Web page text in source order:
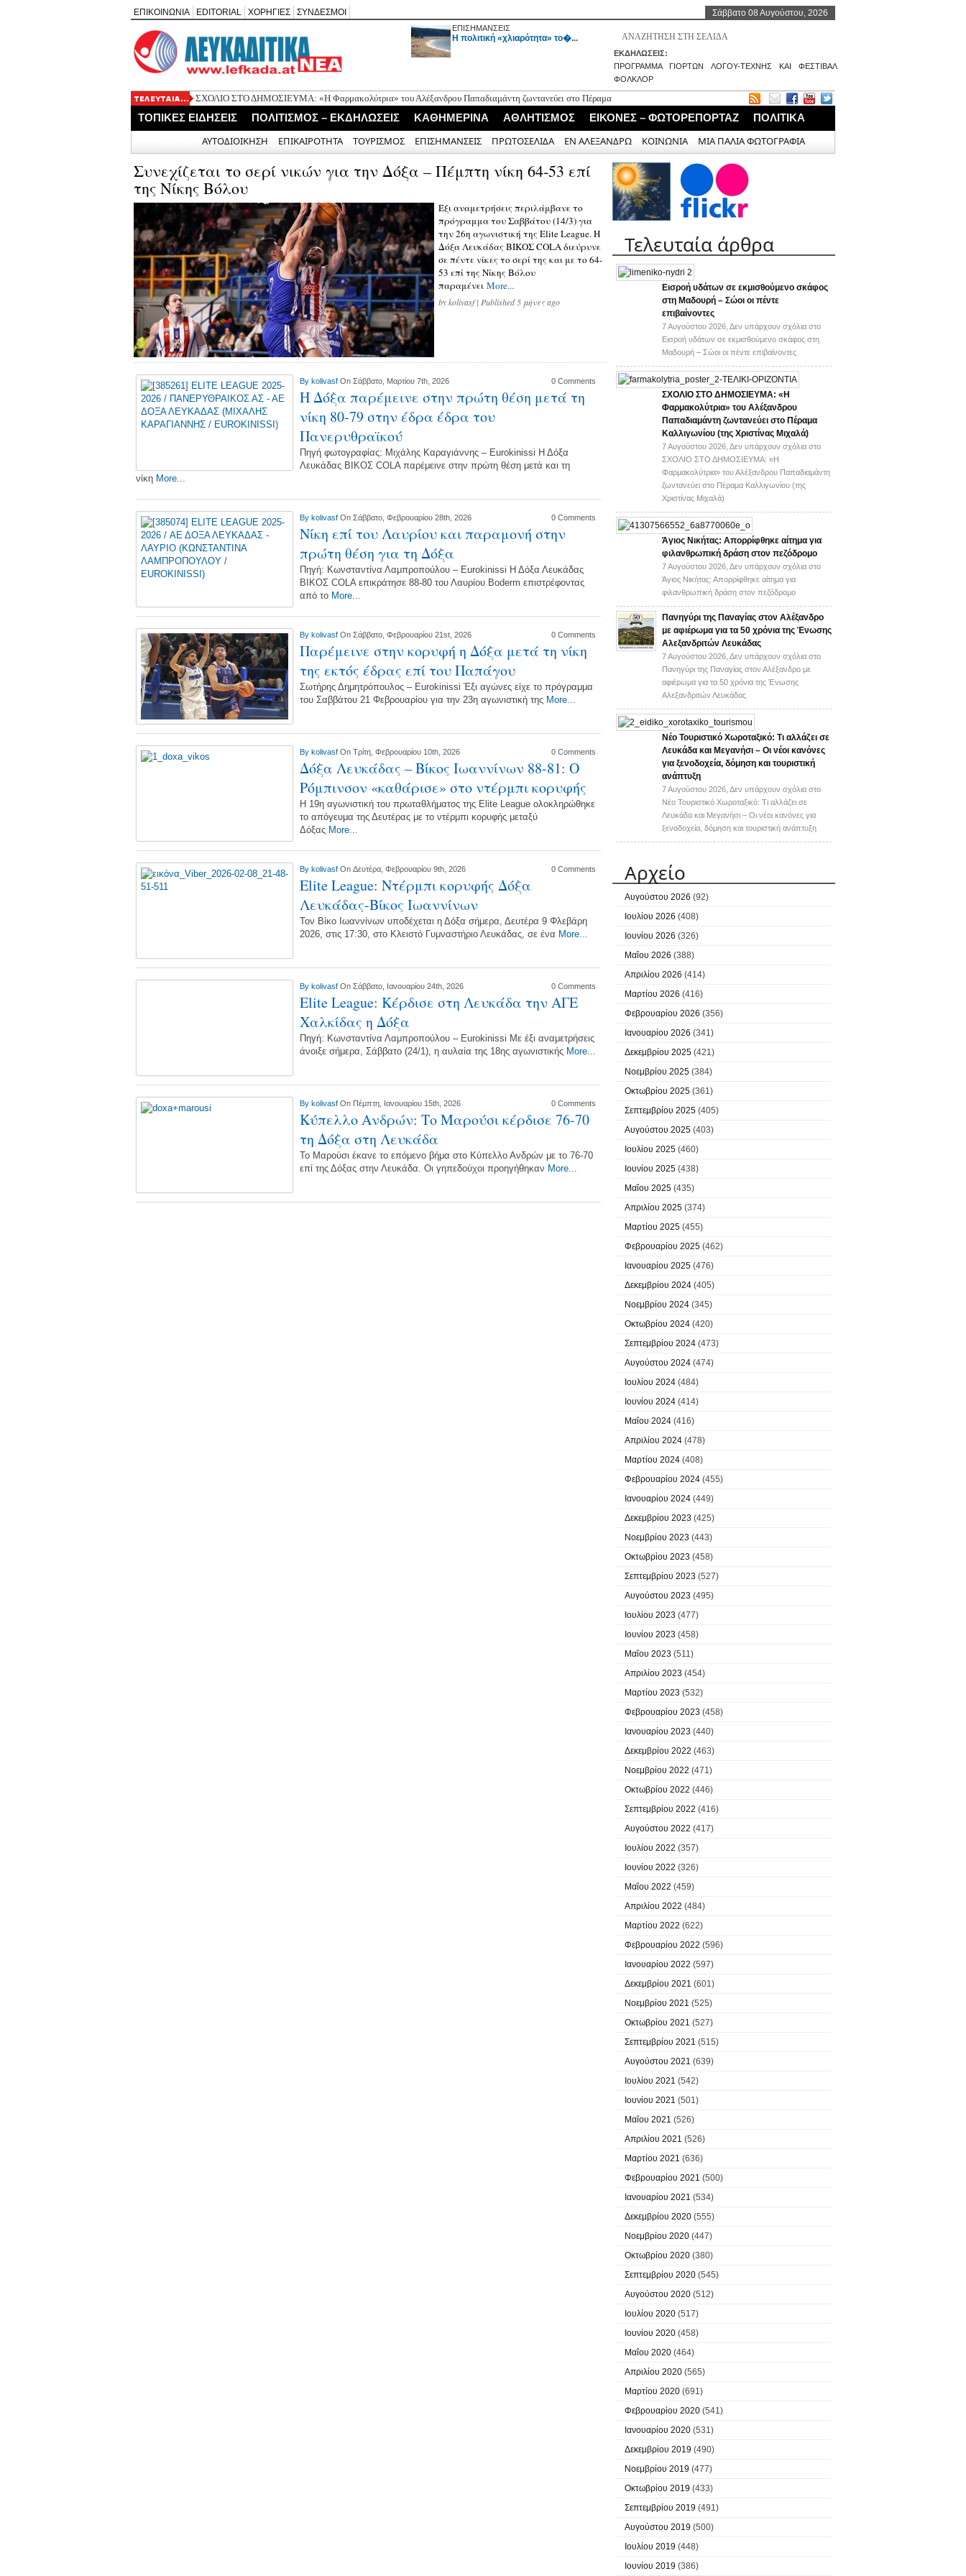
ΕΠΙΚΟΙΝΩΝΙΑ EDITORIAL ΧΟΡΗΓΙΕΣ ΣΥΝΔΕΣΜΟΙ Σάββατο 08 Αυγούστου, 2026
ΕΠΙΣΗΜΑΝΣΕΙΣ
H πολιτική «χλιαρότητα» το�...
ΕΚΔΗΛΩΣΕΙΣ:
ΠΡΟΓΡΑΜΜΑ ΓΙΟΡΤΩΝ ΛΟΓΟΥ-ΤΕΧΝΗΣ ΚΑΙ ΦΕΣΤΙΒΑΛ
ΦΟΛΚΛΟΡ
ΣΧΟΛΙΟ ΣΤΟ ΔΗΜΟΣΙΕΥΜΑ: «Η Φαρμακολύτρια» του Αλέξανδρου Παπαδιαμάντη ζωντανεύει στο Πέραμα
Καλλιγωνίου (της Χριστίνας Μιχαλά)
Άγιος Νικήτας: Απορρίφθηκε αίτημα για φιλανθρωπική δράση στον πεζόδρομο
ΤΟΠΙΚΕΣ ΕΙΔΗΣΕΙΣ ΠΟΛΙΤΙΣΜΟΣ – ΕΚΔΗΛΩΣΕΙΣ ΚΑΘΗΜΕΡΙΝΑ ΑΘΛΗΤΙΣΜΟΣ ΕΙΚΟΝΕΣ – ΦΩΤΟΡΕΠΟΡΤΑΖ ΠΟΛΙΤΙΚΑ
ΑΥΤΟΔΙΟΙΚΗΣΗ ΕΠΙΚΑΙΡΟΤΗΤΑ ΤΟΥΡΙΣΜΟΣ ΕΠΙΣΗΜΑΝΣΕΙΣ ΠΡΩΤΟΣΕΛΙΔΑ ΕΝ ΑΛΕΞΑΝΔΡΩ ΚΟΙΝΩΝΙΑ ΜΙΑ ΠΑΛΙΑ ΦΩΤΟΓΡΑΦΙΑ
Συνεχίζεται το σερί νικών για την Δόξα – Πέμπτη νίκη 64-53 επί
της Νίκης Βόλου
Έξι αναμετρήσεις περιλάμβανε το
πρόγραμμα του Σαββάτου (14/3) για
την 26η αγωνιστική της Elite League. Η
Δόξα Λευκάδας ΒΙΚΟΣ COLA διεύρυνε
σε πέντε νίκες το σερί της και με το 64-
53 επί της Νίκης Βόλου
παραμένει More...
bykolivasf| Published 5 μήνες ago
By kolivasf On Σάββατο, Μαρτίου 7th, 2026 0 Comments
Η Δόξα παρέμεινε στην πρώτη θέση μετά τη
νίκη 80-79 στην έδρα έδρα του
Πανερυθραϊκού
Πηγή φωτογραφίας: Μιχάλης Καραγιάννης – Eurokinissi Η Δόξα
Λευκάδας ΒΙΚΟΣ COLA παρέμεινε στην πρώτη θέση μετά και τη
νίκη More...
By kolivasf On Σάββατο, Φεβρουαρίου 28th, 2026 0 Comments
Νίκη επί του Λαυρίου και παραμονή στην
πρώτη θέση για τη Δόξα
Πηγή: Κωνσταντίνα Λαμπροπούλου – Eurokinissi Η Δόξα Λευκάδας
ΒΙΚΟΣ COLA επικράτησε 88-80 του Λαυρίου Boderm επιστρέφοντας
από το More...
By kolivasf On Σάββατο, Φεβρουαρίου 21st, 2026 0 Comments
Παρέμεινε στην κορυφή η Δόξα μετά τη νίκη
της εκτός έδρας επί του Παπάγου
Σωτήρης Δημητρόπουλος – Eurokinissi Έξι αγώνες είχε το πρόγραμμα
του Σαββάτου 21 Φεβρουαρίου για την 23η αγωνιστική της More...
By kolivasf On Τρίτη, Φεβρουαρίου 10th, 2026 0 Comments
Δόξα Λευκάδας – Βίκος Ιωαννίνων 88-81: Ο
Ρόμπινσον «καθάρισε» στο ντέρμπι κορυφής
Η 19η αγωνιστική του πρωταθλήματος της Elite League ολοκληρώθηκε
το απόγευμα της Δευτέρας με το ντέρμπι κορυφής μεταξύ
Δόξας More...
By kolivasf On Δευτέρα, Φεβρουαρίου 9th, 2026 0 Comments
Elite League: Ντέρμπι κορυφής Δόξα
Λευκάδας-Βίκος Ιωαννίνων
Τον Βίκο Ιωαννίνων υποδέχεται η Δόξα σήμερα, Δευτέρα 9 Φλεβάρη
2026, στις 17:30, στο Κλειστό Γυμναστήριο Λευκάδας, σε ένα More...
By kolivasf On Σάββατο, Ιανουαρίου 24th, 2026 0 Comments
Elite League: Κέρδισε στη Λευκάδα την ΑΓΕ
Χαλκίδας η Δόξα
Πηγή: Κωνσταντίνα Λαμπροπούλου – Eurokinissi Με έξι αναμετρήσεις
άνοιξε σήμερα, Σάββατο (24/1), η αυλαία της 18ης αγωνιστικής More...
By kolivasf On Πέμπτη, Ιανουαρίου 15th, 2026 0 Comments
Κύπελλο Ανδρών: Το Μαρούσι κέρδισε 76-70
τη Δόξα στη Λευκάδα
Το Μαρούσι έκανε το επόμενο βήμα στο Κύπελλο Ανδρών με το 76-70
επί της Δόξας στην Λευκάδα. Οι γηπεδούχοι προηγήθηκαν More...
Τελευταία άρθρα
Εισροή υδάτων σε εκμισθούμενο σκάφος
στη Μαδουρή – Σώοι οι πέντε
επιβαίνοντες
7 Αυγούστου 2026, Δεν υπάρχουν σχόλια στο
Εισροή υδάτων σε εκμισθούμενο σκάφος στη
Μαδουρή – Σώοι οι πέντε επιβαίνοντες
ΣΧΟΛΙΟ ΣΤΟ ΔΗΜΟΣΙΕΥΜΑ: «Η
Φαρμακολύτρια» του Αλέξανδρου
Παπαδιαμάντη ζωντανεύει στο Πέραμα
Καλλιγωνίου (της Χριστίνας Μιχαλά)
7 Αυγούστου 2026, Δεν υπάρχουν σχόλια στο
ΣΧΟΛΙΟ ΣΤΟ ΔΗΜΟΣΙΕΥΜΑ: «Η
Φαρμακολύτρια» του Αλέξανδρου Παπαδιαμάντη
ζωντανεύει στο Πέραμα Καλλιγωνίου (της
Χριστίνας Μιχαλά)
Άγιος Νικήτας: Απορρίφθηκε αίτημα για
φιλανθρωπική δράση στον πεζόδρομο
7 Αυγούστου 2026, Δεν υπάρχουν σχόλια στο
Άγιος Νικήτας: Απορρίφθηκε αίτημα για
φιλανθρωπική δράση στον πεζόδρομο
Πανηγύρι της Παναγίας στον Αλέξανδρο
με αφιέρωμα για τα 50 χρόνια της Ένωσης
Αλεξανδριτών Λευκάδας
7 Αυγούστου 2026, Δεν υπάρχουν σχόλια στο
Πανηγύρι της Παναγίας στον Αλέξανδρο με
αφιέρωμα για τα 50 χρόνια της Ένωσης
Αλεξανδριτών Λευκάδας
Νέο Τουριστικό Χωροταξικό: Τι αλλάζει σε
Λευκάδα και Μεγανήσι – Οι νέοι κανόνες
για ξενοδοχεία, δόμηση και τουριστική
ανάπτυξη
7 Αυγούστου 2026, Δεν υπάρχουν σχόλια στο
Νέο Τουριστικό Χωροταξικό: Τι αλλάζει σε
Λευκάδα και Μεγανήσι – Οι νέοι κανόνες για
ξενοδοχεία, δόμηση και τουριστική ανάπτυξη
Αρχείο
Αυγούστου 2026 (92)
Ιουλίου 2026 (408)
Ιουνίου 2026 (326)
Μαΐου 2026 (388)
Απριλίου 2026 (414)
Μαρτίου 2026 (416)
Φεβρουαρίου 2026 (356)
Ιανουαρίου 2026 (341)
Δεκεμβρίου 2025 (421)
Νοεμβρίου 2025 (384)
Οκτωβρίου 2025 (361)
Σεπτεμβρίου 2025 (405)
Αυγούστου 2025 (403)
Ιουλίου 2025 (460)
Ιουνίου 2025 (438)
Μαΐου 2025 (435)
Απριλίου 2025 (374)
Μαρτίου 2025 (455)
Φεβρουαρίου 2025 (462)
Ιανουαρίου 2025 (476)
Δεκεμβρίου 2024 (405)
Νοεμβρίου 2024 (345)
Οκτωβρίου 2024 (420)
Σεπτεμβρίου 2024 (473)
Αυγούστου 2024 (474)
Ιουλίου 2024 (484)
Ιουνίου 2024 (414)
Μαΐου 2024 (416)
Απριλίου 2024 (478)
Μαρτίου 2024 (408)
Φεβρουαρίου 2024 (455)
Ιανουαρίου 2024 (449)
Δεκεμβρίου 2023 (425)
Νοεμβρίου 2023 (443)
Οκτωβρίου 2023 (458)
Σεπτεμβρίου 2023 (527)
Αυγούστου 2023 (495)
Ιουλίου 2023 (477)
Ιουνίου 2023 (458)
Μαΐου 2023 (511)
Απριλίου 2023 (454)
Μαρτίου 2023 (532)
Φεβρουαρίου 2023 (458)
Ιανουαρίου 2023 (440)
Δεκεμβρίου 2022 (463)
Νοεμβρίου 2022 (471)
Οκτωβρίου 2022 (446)
Σεπτεμβρίου 2022 (416)
Αυγούστου 2022 (417)
Ιουλίου 2022 (357)
Ιουνίου 2022 (326)
Μαΐου 2022 (459)
Απριλίου 2022 (484)
Μαρτίου 2022 (622)
Φεβρουαρίου 2022 (596)
Ιανουαρίου 2022 (597)
Δεκεμβρίου 2021 (601)
Νοεμβρίου 2021 (525)
Οκτωβρίου 2021 (527)
Σεπτεμβρίου 2021 (515)
Αυγούστου 2021 (639)
Ιουλίου 2021 (542)
Ιουνίου 2021 (501)
Μαΐου 2021 (526)
Απριλίου 2021 (526)
Μαρτίου 2021 (636)
Φεβρουαρίου 2021 (500)
Ιανουαρίου 2021 (534)
Δεκεμβρίου 2020 (555)
Νοεμβρίου 2020 (447)
Οκτωβρίου 2020 (380)
Σεπτεμβρίου 2020 (545)
Αυγούστου 2020 (512)
Ιουλίου 2020 (517)
Ιουνίου 2020 (458)
Μαΐου 2020 (464)
Απριλίου 2020 (565)
Μαρτίου 2020 (691)
Φεβρουαρίου 2020 (541)
Ιανουαρίου 2020 (531)
Δεκεμβρίου 2019 (490)
Νοεμβρίου 2019 (477)
Οκτωβρίου 2019 (433)
Σεπτεμβρίου 2019 (491)
Αυγούστου 2019 (500)
Ιουλίου 2019 (448)
Ιουνίου 2019 (386)